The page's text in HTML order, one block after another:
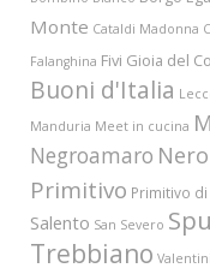
Monte Cataldi Madonna
Falanghina Fivi Gioia del
Buoni d'Italia
Manduria Meet in cucina
Negroamaro
Primitivo Primitivo
Salento San Severo
Trebbiano Valentini